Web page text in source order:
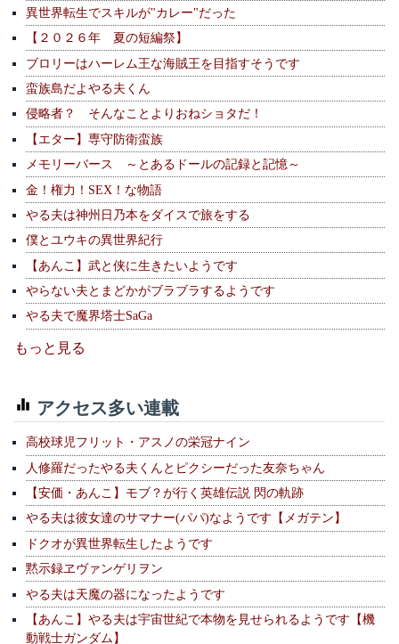
異世界転生でスキルが"カレー"だった
【２０２６年 夏の短編祭】
ブロリーはハーレム王な海賊王を目指すそうです
蛮族島だよやる夫くん
侵略者？ そんなことよりおねショタだ！
【エター】専守防衛蛮族
メモリーバース ～とあるドールの記録と記憶～
金！権力！SEX！な物語
やる夫は神州日乃本をダイスで旅をする
僕とユウキの異世界紀行
【あんこ】武と侠に生きたいようです
やらない夫とまどかがブラブラするようです
やる夫で魔界塔士SaGa
もっと見る
アクセス多い連載
高校球児フリット・アスノの栄冠ナイン
人修羅だったやる夫くんとピクシーだった友奈ちゃん
【安価・あんこ】モブ？が行く英雄伝説 閃の軌跡
やる夫は彼女達のサマナー(パパ)なようです【メガテン】
ドクオが異世界転生したようです
黙示録ヱヴァンゲリヲン
やる夫は天魔の器になったようです
【あんこ】やる夫は宇宙世紀で本物を見せられるようです【機
動戦士ガンダム】